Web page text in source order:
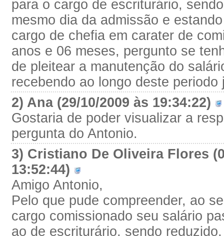
para o cargo de escriturário,
mesmo dia da admissão e
cargo de chefia em carater de
anos e 06 meses, pergunto se
de pleitear a manutenção do
recebendo ao longo deste periodo
2) Ana (29/10/2009 às 19:34:22)
Gostaria de poder visualizar a
pergunta do Antonio.
3) Cristiano De Oliveira Flores
13:52:44)
Amigo Antonio,
Pelo que pude compreender, ao
cargo comissionado seu salário
ao de escriturário, sendo